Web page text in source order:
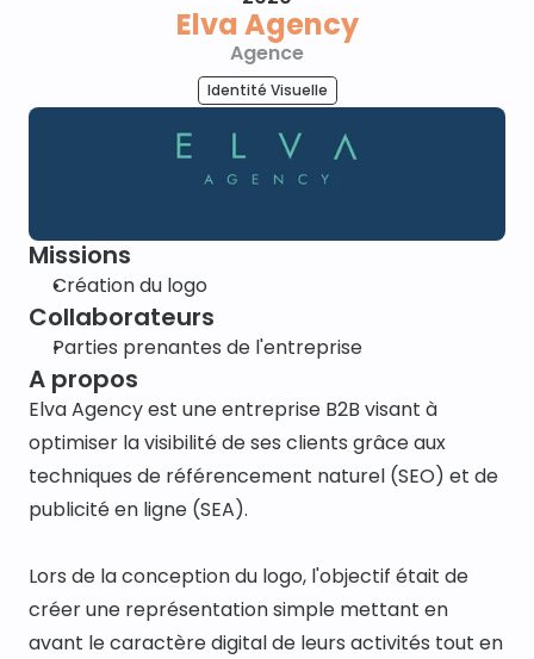
Elva Agency
Agence
Identité Visuelle
Missions
Création du logo
Collaborateurs
Parties prenantes de l'entreprise
A propos
Elva Agency est une entreprise B2B visant à
optimiser la visibilité de ses clients grâce aux
techniques de référencement naturel (SEO) et de
publicité en ligne (SEA).
Lors de la conception du logo, l'objectif était de
créer une représentation simple mettant en
avant le caractère digital de leurs activités tout en